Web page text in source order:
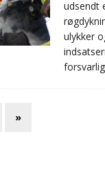
udsendt
ulykker
»